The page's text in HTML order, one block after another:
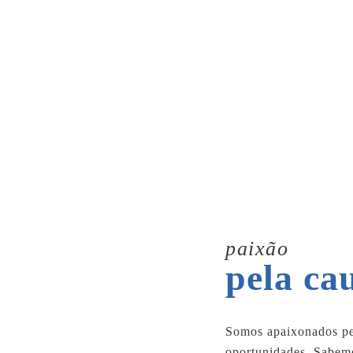
paixão
pela
Somos apaixonados